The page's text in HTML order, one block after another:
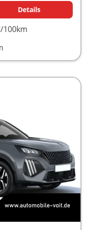
Details
100km